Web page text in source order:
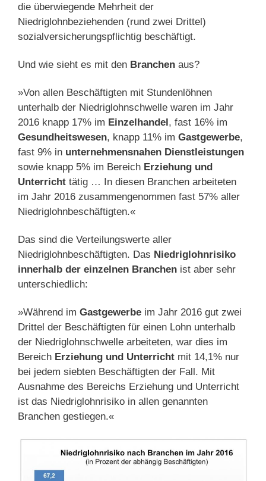
die überwiegende Mehrheit der
Niedriglohnbeziehenden (rund zwei Drittel)
sozialversicherungspflichtig beschäftigt.
Und wie sieht es mit den Branchen aus?
»Von allen Beschäftigten mit Stundenlöhnen
unterhalb der Niedriglohnschwelle waren im Jahr
2016 knapp 17% im Einzelhandel, fast 16% im
Gesundheitswesen, knapp 11% im Gastgewerbe,
fast 9% in unternehmensnahen Dienstleistungen
sowie knapp 5% im Bereich Erziehung und
Unterricht tätig … In diesen Branchen arbeiteten
im Jahr 2016 zusammengenommen fast 57% aller
Niedriglohnbeschäftigten.«
Das sind die Verteilungswerte aller
Niedriglohnbeschäftigten. Das Niedriglohnrisiko
innerhalb der einzelnen Branchen ist aber sehr
unterschiedlich:
»Während im Gastgewerbe im Jahr 2016 gut zwei
Drittel der Beschäftigten für einen Lohn unterhalb
der Niedriglohnschwelle arbeiteten, war dies im
Bereich Erziehung und Unterricht mit 14,1% nur
bei jedem siebten Beschäftigten der Fall. Mit
Ausnahme des Bereichs Erziehung und Unterricht
ist das Niedriglohnrisiko in allen genannten
Branchen gestiegen.«